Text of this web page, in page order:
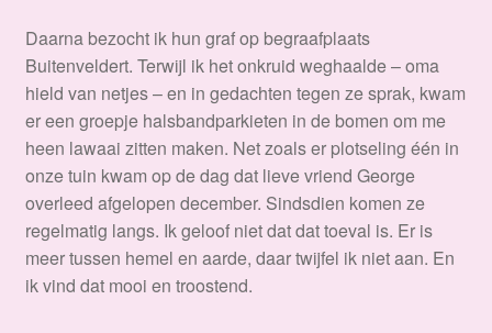
Daarna bezocht ik hun graf op begraafplaats
Buitenveldert. Terwijl ik het onkruid weghaalde – oma
hield van netjes – en in gedachten tegen ze sprak, kwam
er een groepje halsbandparkieten in de bomen om me
heen lawaai zitten maken. Net zoals er plotseling één in
onze tuin kwam op de dag dat lieve vriend George
overleed afgelopen december. Sindsdien komen ze
regelmatig langs. Ik geloof niet dat dat toeval is. Er is
meer tussen hemel en aarde, daar twijfel ik niet aan. En
ik vind dat mooi en troostend.